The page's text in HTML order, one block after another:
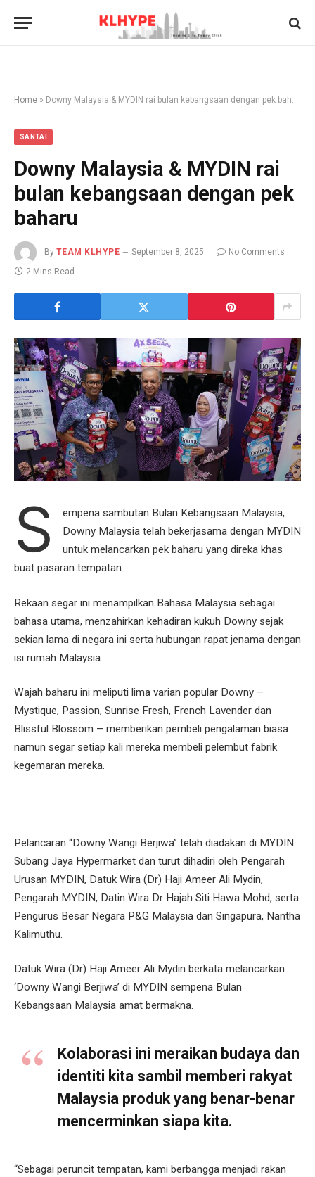
Home » Downy Malaysia & MYDIN rai bulan kebangsaan dengan pek baharu
SANTAI
Downy Malaysia & MYDIN rai
bulan kebangsaan dengan pek
baharu
By TEAM KLHYPE September 8, 2025
No Comments
2 Mins Read
S
empena sambutan Bulan Kebangsaan Malaysia,
Downy Malaysia telah bekerjasama dengan MYDIN
untuk melancarkan pek baharu yang direka khas
buat pasaran tempatan.
Rekaan segar ini menampilkan Bahasa Malaysia sebagai
bahasa utama, menzahirkan kehadiran kukuh Downy sejak
sekian lama di negara ini serta hubungan rapat jenama dengan
isi rumah Malaysia.
Wajah baharu ini meliputi lima varian popular Downy –
Mystique, Passion, Sunrise Fresh, French Lavender dan
Blissful Blossom – memberikan pembeli pengalaman biasa
namun segar setiap kali mereka membeli pelembut fabrik
kegemaran mereka.
Pelancaran “Downy Wangi Berjiwa” telah diadakan di MYDIN
Subang Jaya Hypermarket dan turut dihadiri oleh Pengarah
Urusan MYDIN, Datuk Wira (Dr) Haji Ameer Ali Mydin,
Pengarah MYDIN, Datin Wira Dr Hajah Siti Hawa Mohd, serta
Pengurus Besar Negara P&G Malaysia dan Singapura, Nantha
Kalimuthu.
Datuk Wira (Dr) Haji Ameer Ali Mydin berkata melancarkan
‘Downy Wangi Berjiwa’ di MYDIN sempena Bulan
Kebangsaan Malaysia amat bermakna.
Kolaborasi ini meraikan budaya dan
identiti kita sambil memberi rakyat
Malaysia produk yang benar-benar
mencerminkan siapa kita.
“Sebagai peruncit tempatan, kami berbangga menjadi rakan